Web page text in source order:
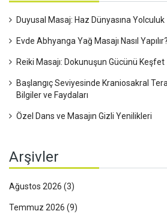
Duyusal Masaj: Haz Dünyasına Yolculuk
Evde Abhyanga Yağ Masajı Nasıl
Reiki Masajı: Dokunuşun Gücünü Keşfet
Başlangıç Seviyesinde Kraniosakral
Bilgiler ve Faydaları
Özel Dans ve Masajın Gizli Yenilikleri
Arşivler
Ağustos 2026 (3)
Temmuz 2026 (9)